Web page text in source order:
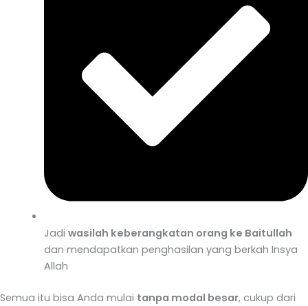
Jadi wasilah keberangkatan orang ke Baitullah
dan mendapatkan penghasilan yang berkah Insya
Allah
Semua itu bisa Anda mulai tanpa modal besar, cukup dari